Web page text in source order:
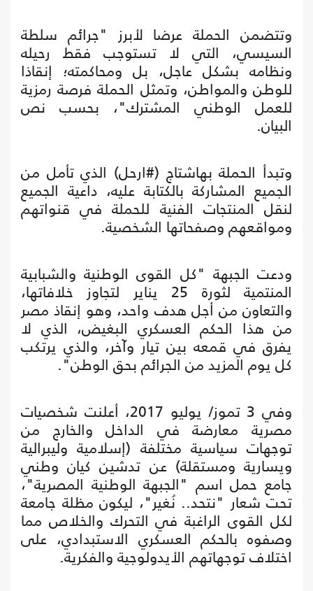
وتتضمن الحملة عرضا لأبرز "جرائم سلطة
السيسي، التي لا تستوجب فقط رحيله
ونظامه بشكل عاجل، بل ومحاكمته؛ إنقاذا
للوطن والمواطن، وتمثل الحملة فرصة رمزية
للعمل الوطني المشترك"، بحسب نص
البيان.
وتبدأ الحملة بهاشتاج (#ارحل) الذي تأمل من
الجميع المشاركة بالكتابة عليه، داعية الجميع
لنقل المنتجات الفنية للحملة في قنواتهم
ومواقعهم وصفحاتها الشخصية.
ودعت الجبهة "كل القوى الوطنية والشبابية
المنتمية لثورة 25 يناير لتجاوز خلافاتها،
والتعاون من أجل هدف واحد، وهو إنقاذ مصر
من هذا الحكم العسكري البغيض، الذي لا
يفرق في قمعه بين تيار وآخر، والذي يرتكب
كل يوم المزيد من الجرائم بحق الوطن".
وفي 3 تموز/ يوليو 2017، أعلنت شخصيات
مصرية معارضة في الداخل والخارج من
توجهات سياسية مختلفة (إسلامية وليبرالية
ويسارية ومستقلة) عن تدشين كيان وطني
جامع حمل اسم "الجبهة الوطنية المصرية"،
تحت شعار "نتحد.. نُغير"، ليكون مظلة جامعة
لكل القوى الراغبة في التحرك والخلاص مما
وصفوه بالحكم العسكري الاستبدادي، على
اختلاف توجهاتهم الأيدولوجية والفكرية.